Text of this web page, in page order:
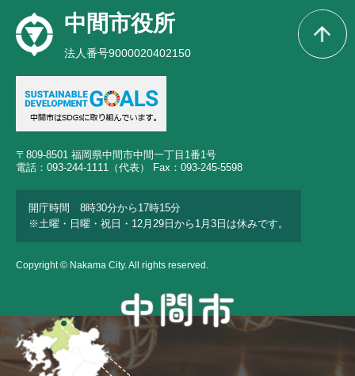
中間市役所
法人番号9000020402150
〒809-8501 福岡県中間市中間一丁目1番1号
電話：093-244-1111（代表） Fax：093-245-5598
開庁時間 8時30分から17時15分
※土曜・日曜・祝日・12月29日から1月3日は休みです。
Copyright © Nakama City. All rights reserved.